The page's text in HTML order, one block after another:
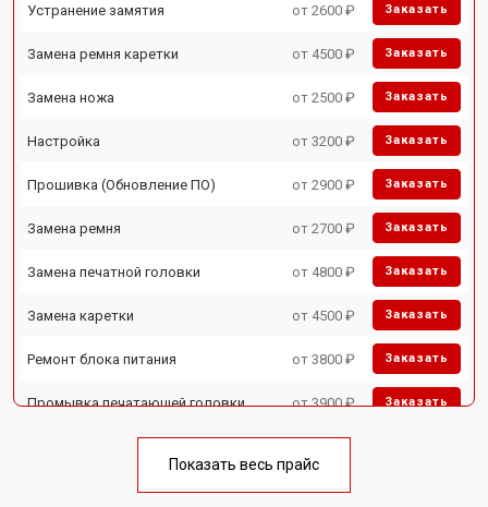
Устранение замятия от 2600 ₽ Заказать
Замена ремня каретки от 4500 ₽ Заказать
Замена ножа от 2500 ₽ Заказать
Настройка от 3200 ₽ Заказать
Прошивка (Обновление ПО) от 2900 ₽ Заказать
Замена ремня от 2700 ₽ Заказать
Замена печатной головки от 4800 ₽ Заказать
Замена каретки от 4500 ₽ Заказать
Ремонт блока питания от 3800 ₽ Заказать
Промывка печатающей головки от 3900 ₽ Заказать
Показать весь прайс